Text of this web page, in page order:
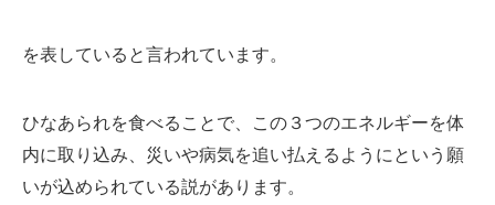
を表していると言われています。
ひなあられを食べることで、この３つのエネルギーを体
内に取り込み、災いや病気を追い払えるようにという願
いが込められている説があります。